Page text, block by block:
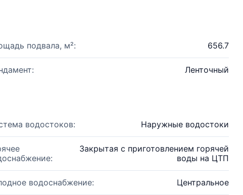
подвала, м²: 656.7
Ленточный
водостоков: Наружные водостоки
Закрытая с приготовлением горячей
воды на ЦТП
водоснабжение: Центральное